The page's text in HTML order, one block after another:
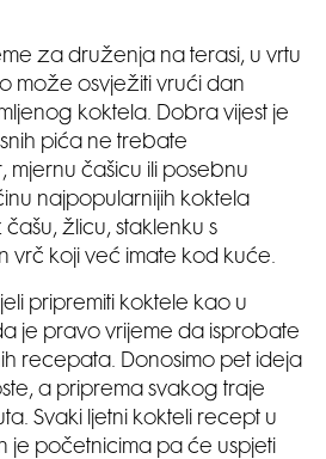
za druženja na terasi, u vrtu
može osvježiti vrući dan
koktela. Dobra vijest je
pića ne trebate
mjernu čašicu ili posebnu
najpopularnijih koktela
žlicu, staklenku s
vrč koji već imate kod kuće.
pripremiti koktele kao u
je pravo vrijeme da isprobate
recepata. Donosimo pet ideja
a priprema svakog traje
Svaki ljetni kokteli recept u
je početnicima pa će uspjeti